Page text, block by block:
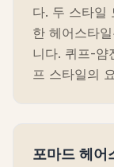
다. 두 스타일
한 헤어스타
니다. 퀴프-얌
프 스타일의
포마드 헤어